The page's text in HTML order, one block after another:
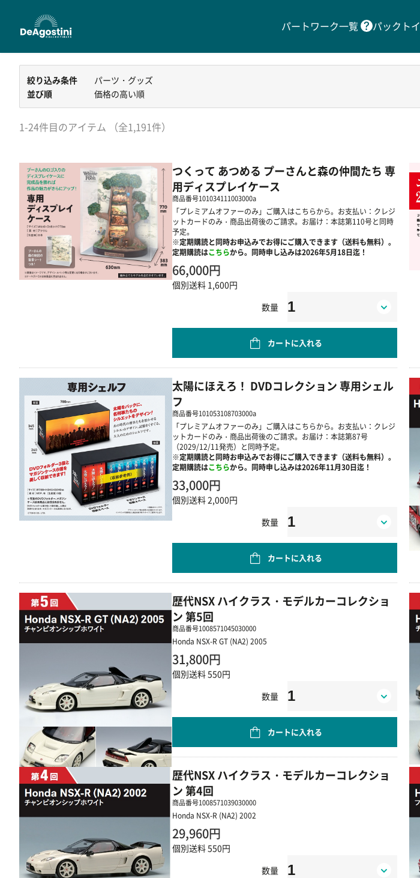
パートワーク一覧 パックトイ
絞り込み条件
パーツ・グッズ
並び順
価格の高い順
1-24件目のアイテム （全1,191件）
つくって あつめる プーさんと森の仲間たち 専
用ディスプレイケース
商品番号101034111003000a
「プレミアムオファーのみ」ご購入はこちらから。お支払い：クレジ
ットカードのみ・商品出荷後のご請求。お届け：本誌第110号と同時
予定。
※定期購読と同時お申込みでお得にご購入できます（送料も無料）。
定期購読はこちらから。同時申し込みは2026年5月18日迄！
66,000円
個別送料 1,600円
数量
カートに入れる
太陽にほえろ！ DVDコレクション 専用シェル
フ
商品番号101053108703000a
「プレミアムオファーのみ」ご購入はこちらから。お支払い：クレジ
ットカードのみ・商品出荷後のご請求。お届け：本誌第87号
（2029/12/11発売）と同時予定。
※定期購読と同時お申込みでお得にご購入できます（送料も無料）。
定期購読はこちらから。同時申し込みは2026年11月30日迄！
33,000円
個別送料 2,000円
数量
カートに入れる
歴代NSX ハイクラス・モデルカーコレクショ
ン 第5回
商品番号1008571045030000
Honda NSX-R GT (NA2) 2005
31,800円
個別送料 550円
数量
カートに入れる
歴代NSX ハイクラス・モデルカーコレクショ
ン 第4回
商品番号1008571039030000
Honda NSX-R (NA2) 2002
29,960円
個別送料 550円
数量